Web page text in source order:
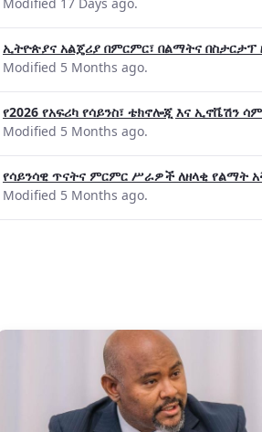
ኢትዮጵያና አልጄሪያ በምርምር፣ በልማትና በስታርታፕ
Modified 5 Months ago.
የ2026 የአፍሪካ የሳይንስ፣ ቴክኖሎጂ እና ኢኖቬሽን
Modified 5 Months ago.
የሳይንሳዊ ጥናትና ምርምር ሥራዎች ለዘላቂ
Modified 5 Months ago.